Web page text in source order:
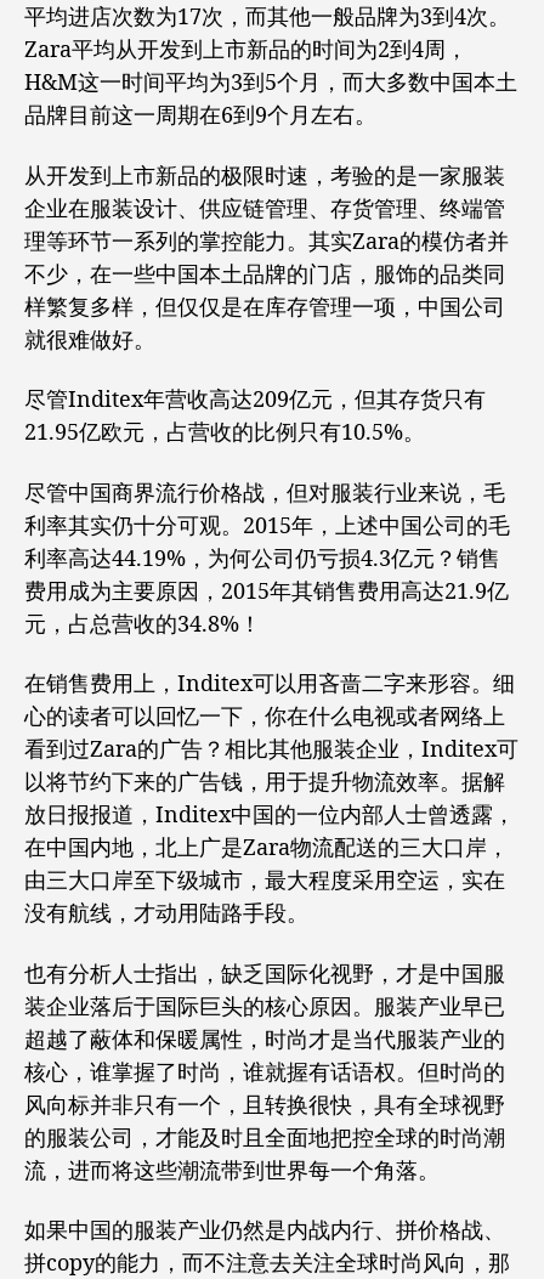
平均进店次数为17次，而其他一般品牌为3到4次。
Zara平均从开发到上市新品的时间为2到4周，
H&M这一时间平均为3到5个月，而大多数中国本土
品牌目前这一周期在6到9个月左右。
从开发到上市新品的极限时速，考验的是一家服装
企业在服装设计、供应链管理、存货管理、终端管
理等环节一系列的掌控能力。其实Zara的模仿者并
不少，在一些中国本土品牌的门店，服饰的品类同
样繁复多样，但仅仅是在库存管理一项，中国公司
就很难做好。
尽管Inditex年营收高达209亿元，但其存货只有
21.95亿欧元，占营收的比例只有10.5%。
尽管中国商界流行价格战，但对服装行业来说，毛
利率其实仍十分可观。2015年，上述中国公司的毛
利率高达44.19%，为何公司仍亏损4.3亿元？销售
费用成为主要原因，2015年其销售费用高达21.9亿
元，占总营收的34.8%！
在销售费用上，Inditex可以用吝啬二字来形容。细
心的读者可以回忆一下，你在什么电视或者网络上
看到过Zara的广告？相比其他服装企业，Inditex可
以将节约下来的广告钱，用于提升物流效率。据解
放日报报道，Inditex中国的一位内部人士曾透露，
在中国内地，北上广是Zara物流配送的三大口岸，
由三大口岸至下级城市，最大程度采用空运，实在
没有航线，才动用陆路手段。
也有分析人士指出，缺乏国际化视野，才是中国服
装企业落后于国际巨头的核心原因。服装产业早已
超越了蔽体和保暖属性，时尚才是当代服装产业的
核心，谁掌握了时尚，谁就握有话语权。但时尚的
风向标并非只有一个，且转换很快，具有全球视野
的服装公司，才能及时且全面地把控全球的时尚潮
流，进而将这些潮流带到世界每一个角落。
如果中国的服装产业仍然是内战内行、拼价格战、
拼copy的能力，而不注意去关注全球时尚风向，那